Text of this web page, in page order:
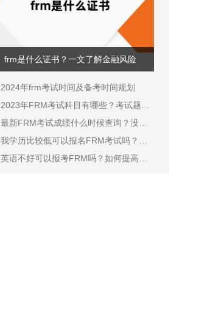
frm是什么证书？一文了解金融风险
2024年frm考试时间及备考时间规划
2023年FRM考试科目有哪些？考试题型都是什么样的？
最新FRM考试成绩什么时候查询？没通过可以补考吗?
我学历比较低可以报名FRM考试吗？英语很久没用了可以通过考试吗？
英语不好可以报考FRM吗？如何提高英语水平？